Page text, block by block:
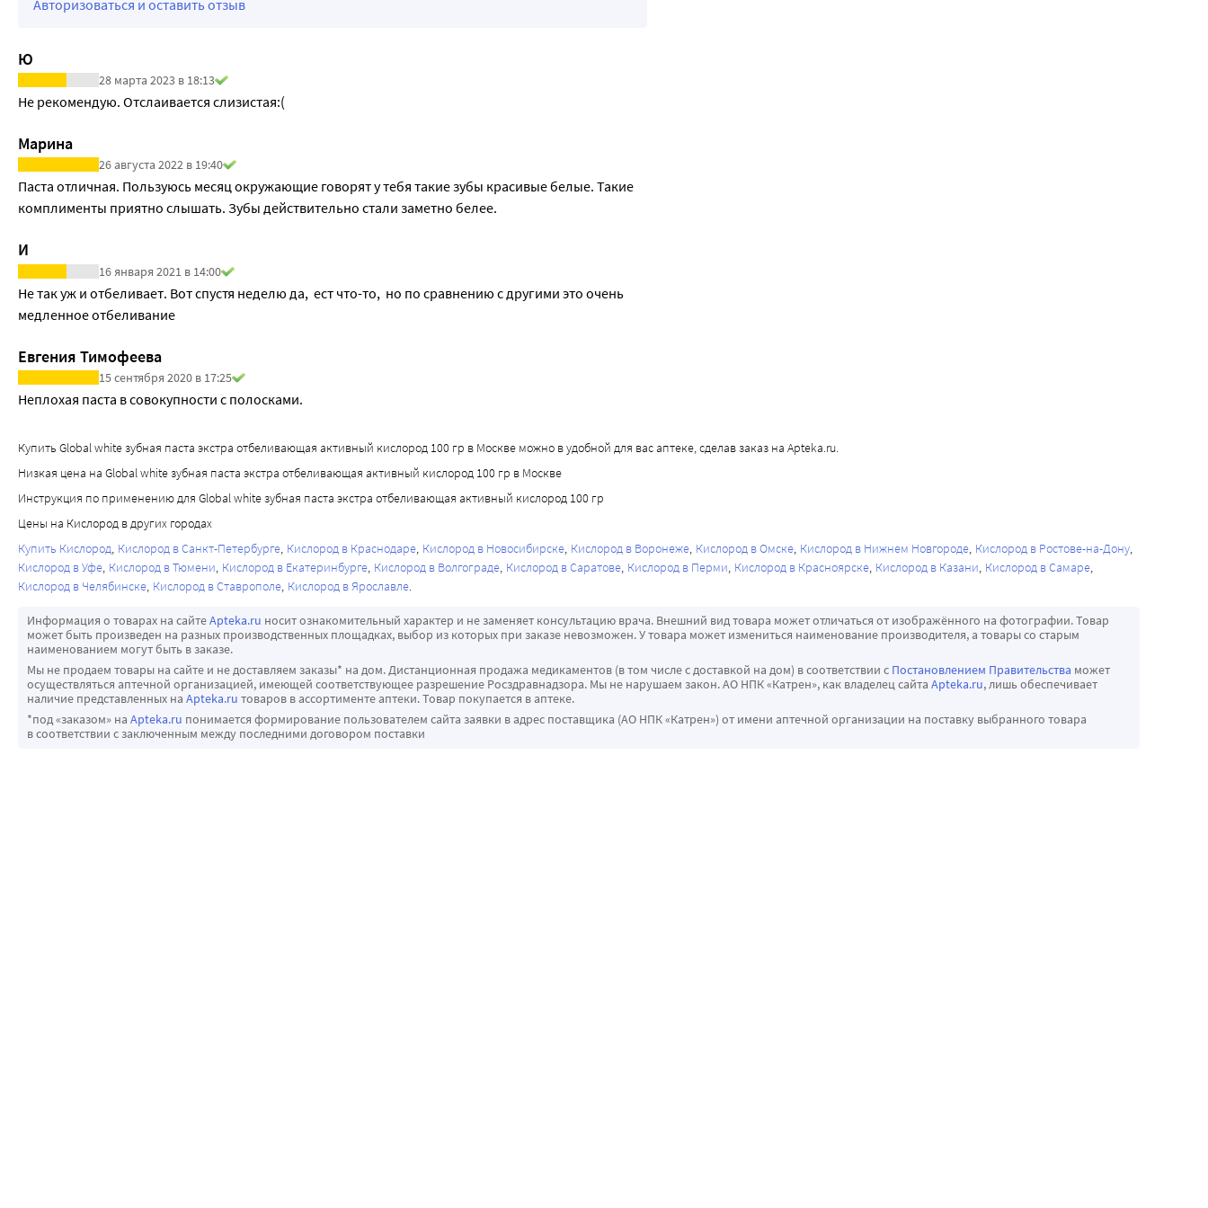
Авторизоваться и оставить отзыв
Ю
28 марта 2023 в 18:13
Не рекомендую. Отслаивается слизистая:(
Марина
26 августа 2022 в 19:40
Паста отличная. Пользуюсь месяц окружающие говорят у тебя такие зубы красивые белые. Такие
комплименты приятно слышать. Зубы действительно стали заметно белее.
И
16 января 2021 в 14:00
Не так уж и отбеливает. Вот спустя неделю да,  ест что-то,  но по сравнению с другими это очень
медленное отбеливание
Евгения Тимофеева
15 сентября 2020 в 17:25
Неплохая паста в совокупности с полосками.
Купить Global white зубная паста экстра отбеливающая активный кислород 100 гр в Москве можно в удобной для вас аптеке, сделав заказ на Apteka.ru.
Низкая цена на Global white зубная паста экстра отбеливающая активный кислород 100 гр в Москве
Инструкция по применению для Global white зубная паста экстра отбеливающая активный кислород 100 гр
Цены на Кислород в других городах
Купить Кислород Кислород в Санкт-Петербурге Кислород в Краснодаре Кислород в Новосибирске Кислород в Воронеже Кислород в Омске Кислород в Нижнем Новгороде Кислород в Ростове-на-Дону
Кислород в Уфе Кислород в Тюмени Кислород в Екатеринбурге Кислород в Волгограде Кислород в Саратове Кислород в Перми Кислород в Красноярске Кислород в Казани Кислород в Самаре
Кислород в Челябинске Кислород в Ставрополе Кислород в Ярославле
Информация о товарах на сайтеApteka.ru носит ознакомительный характер и не заменяет консультацию врача. Внешний вид товара может отличаться от изображённого на фотографии. Товар
может быть произведен на разных производственных площадках, выбор из которых при заказе невозможен. У товара может измениться наименование производителя, а товары со старым
наименованием могут быть в заказе.
Мы не продаем товары на сайте и не доставляем заказы* на дом. Дистанционная продажа медикаментов (в том числе с доставкой на дом) в соответствии с Постановлением Правительства может
осуществляться аптечной организацией, имеющей соответствующее разрешение Росздравнадзора. Мы не нарушаем закон. АО НПК «Катрен», как владелец сайта Apteka.ru, лишь обеспечивает
наличие представленных на Apteka.ru товаров в ассортименте аптеки. Товар покупается в аптеке.
*под «заказом» на Apteka.ru понимается формирование пользователем сайта заявки в адрес поставщика (АО НПК «Катрен») от имени аптечной организации на поставку выбранного товара
в соответствии с заключенным между последними договором поставки